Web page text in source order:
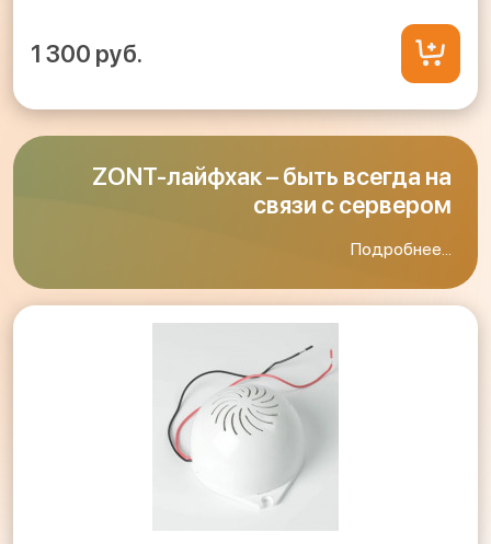
1 300 руб.
ZONT-лайфхак – быть всегда на
связи с сервером
Подробнее...